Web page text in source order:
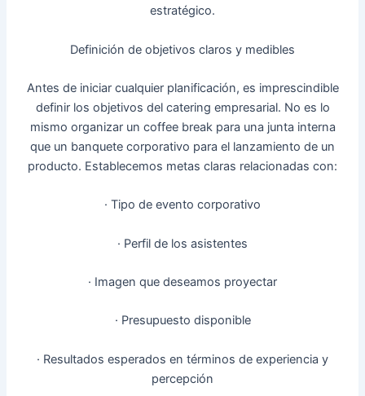
estratégico.
Definición de objetivos claros y medibles
Antes de iniciar cualquier planificación, es imprescindible
definir los objetivos del catering empresarial. No es lo
mismo organizar un coffee break para una junta interna
que un banquete corporativo para el lanzamiento de un
producto. Establecemos metas claras relacionadas con:
· Tipo de evento corporativo
· Perfil de los asistentes
· Imagen que deseamos proyectar
· Presupuesto disponible
· Resultados esperados en términos de experiencia y
percepción